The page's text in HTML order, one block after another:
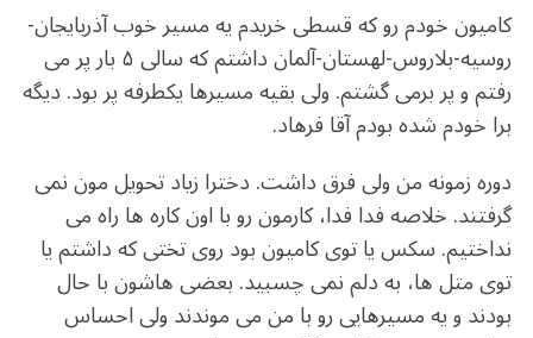
کامیون خودم رو که قسطی خریدم یه مسیر خوب آذربایجان-
روسیه-بلاروس-لهستان-آلمان داشتم که سالی ۵ بار پر می
رفتم و پر برمی گشتم. ولی بقیه مسیرها یکطرفه پر بود. دیگه
برا خودم شده بودم آقا فرهاد.
دوره زمونه من ولی فرق داشت. دخترا زیاد تحویل مون نمی
گرفتند. خلاصه فدا فدا، کارمون رو با اون کاره ها راه می
نداختیم. سکس یا توی کامیون بود روی تختی که داشتم یا
توی متل ها، به دلم نمی چسبید. بعضی هاشون با حال
بودند و یه مسیرهایی رو با من می موندند ولی احساس